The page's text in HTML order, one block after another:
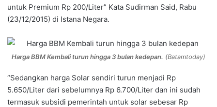
untuk Premium Rp 200/Liter” Kata Sudirman Said, Rabu
(23/12/2015) di Istana Negara.
Harga BBM Kembali turun hingga 3 bulan kedepan. (Batamtoday)
“Sedangkan harga Solar sendiri turun menjadi Rp
5.650/Liter dari sebelumnya Rp 6.700/Liter dan ini sudah
termasuk subsidi pemerintah untuk solar sebesar Rp